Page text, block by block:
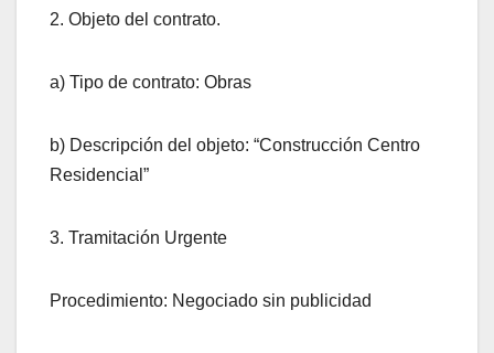
2. Objeto del contrato.
a) Tipo de contrato: Obras
b) Descripción del objeto: “Construcción Centro
Residencial”
3. Tramitación Urgente
Procedimiento: Negociado sin publicidad